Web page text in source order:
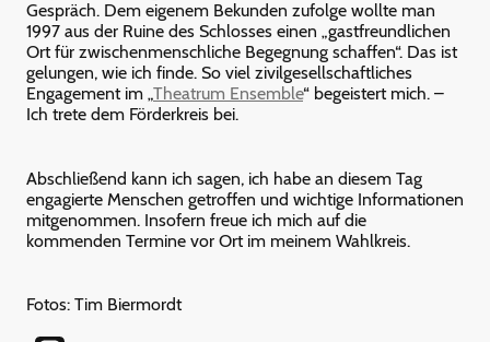
Gespräch. Dem eigenem Bekunden zufolge wollte man
1997 aus der Ruine des Schlosses einen „gastfreundlichen
Ort für zwischenmenschliche Begegnung schaffen“. Das ist
gelungen, wie ich finde. So viel zivilgesellschaftliches
Engagement im „Theatrum Ensemble“ begeistert mich. –
Ich trete dem Förderkreis bei.
Abschließend kann ich sagen, ich habe an diesem Tag
engagierte Menschen getroffen und wichtige Informationen
mitgenommen. Insofern freue ich mich auf die
kommenden Termine vor Ort im meinem Wahlkreis.
Fotos: Tim Biermordt